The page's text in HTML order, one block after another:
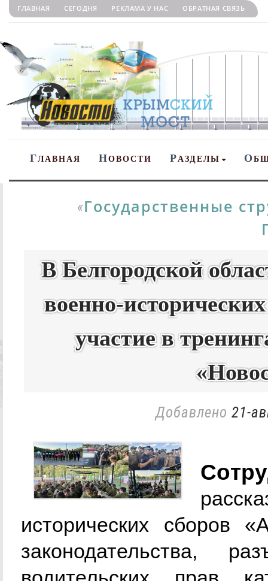
ГЛАВНАЯ СЕГОДНЯ РЕКЛАМА У НАС ОБРАТНАЯ СВЯЗЬ
ГЛАВНАЯ НОВОСТИ РАЗДЕЛЫ О
«Государственные
В Белгородской
военно-
участие в
Добавлено 21-
исторических сборов
законодательства,